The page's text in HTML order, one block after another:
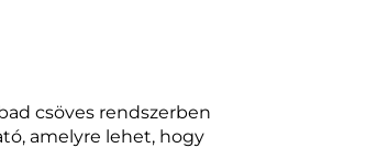
csöves rendszerben
amelyre lehet, hogy